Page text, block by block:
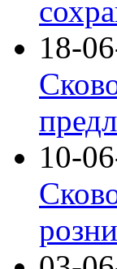
18-
10-